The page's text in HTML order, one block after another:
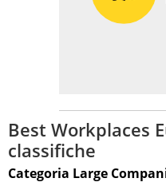
Best Workplaces
classifiche
Categoria Large